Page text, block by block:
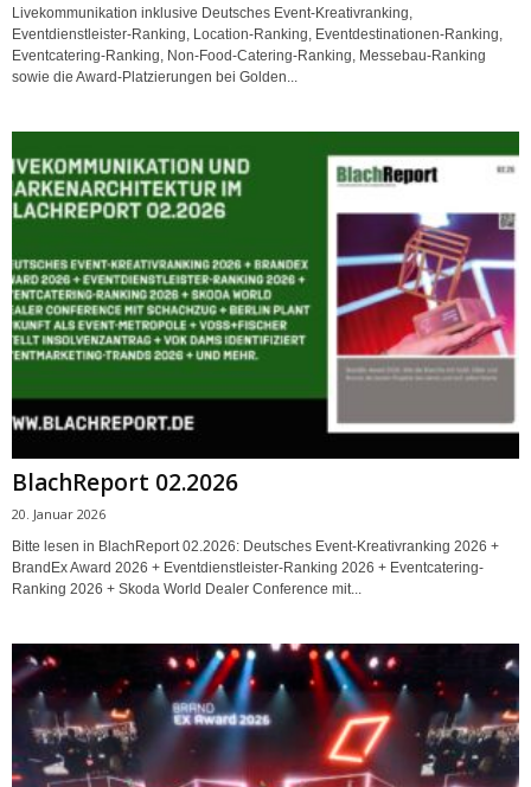
Livekommunikation inklusive Deutsches Event-Kreativranking,
Eventdienstleister-Ranking, Location-Ranking, Eventdestinationen-Ranking,
Eventcatering-Ranking, Non-Food-Catering-Ranking, Messebau-Ranking
sowie die Award-Platzierungen bei Golden...
BlachReport 02.2026
20. Januar 2026
Bitte lesen in BlachReport 02.2026: Deutsches Event-Kreativranking 2026 +
BrandEx Award 2026 + Eventdienstleister-Ranking 2026 + Eventcatering-
Ranking 2026 + Skoda World Dealer Conference mit...